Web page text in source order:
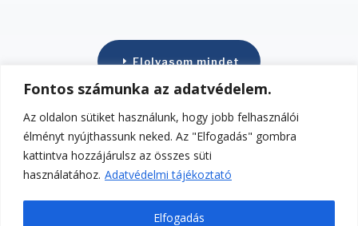
Fontos számunka az adatvédelem.
Az oldalon sütiket használunk, hogy jobb felhasználói
élményt nyújthassunk neked. Az "Elfogadás" gombra
kattintva hozzájárulsz az összes süti
használatához. Adatvédelmi tájékoztató
Elfogadás
Elolvasom mindet